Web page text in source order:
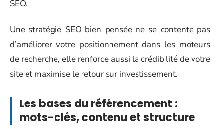
SEO.
Une stratégie SEO bien pensée ne se contente pas
d’améliorer votre positionnement dans les moteurs
de recherche, elle renforce aussi la crédibilité de votre
site et maximise le retour sur investissement.
Les bases du référencement :
mots-clés, contenu et structure